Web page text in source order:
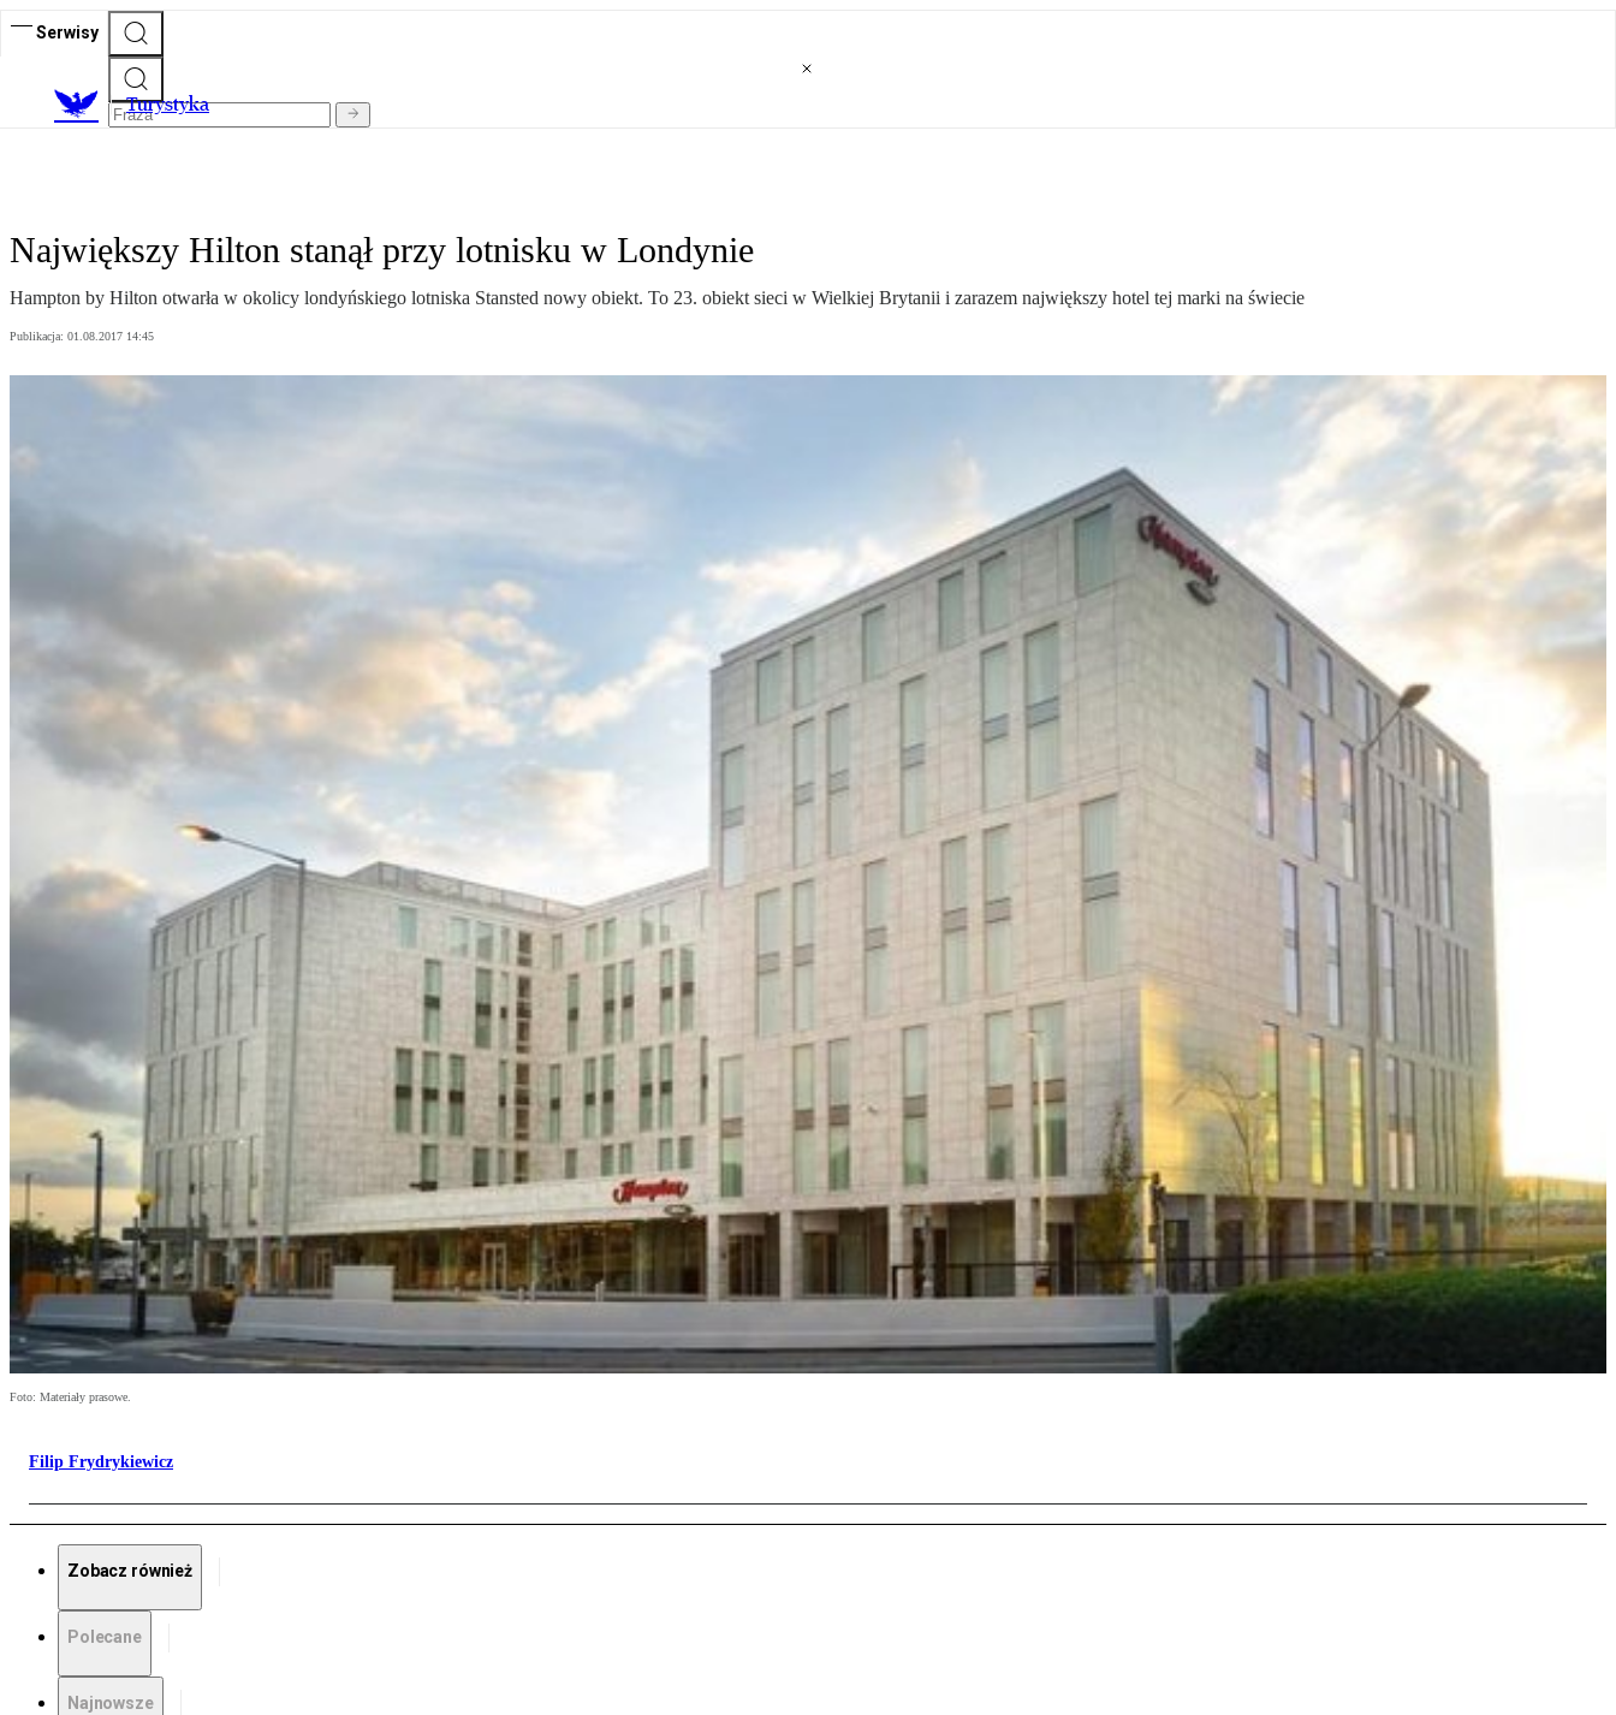
Serwisy
Turystyka
Największy Hilton stanął przy lotnisku w Londynie
Hampton by Hilton otwarła w okolicy londyńskiego lotniska Stansted nowy obiekt. To 23. obiekt sieci w Wielkiej Brytanii i zarazem największy hotel tej marki na świecie
Publikacja: 01.08.2017 14:45
Foto: Materiały prasowe.
Filip Frydrykiewicz
Zobacz również
Polecane
Najnowsze